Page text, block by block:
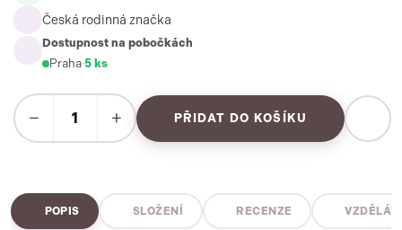
Česká rodinná značka
Dostupnost na pobočkách
Praha·5 ks
− + PŘIDAT DO KOŠÍKU
POPIS SLOŽENÍ RECENZE